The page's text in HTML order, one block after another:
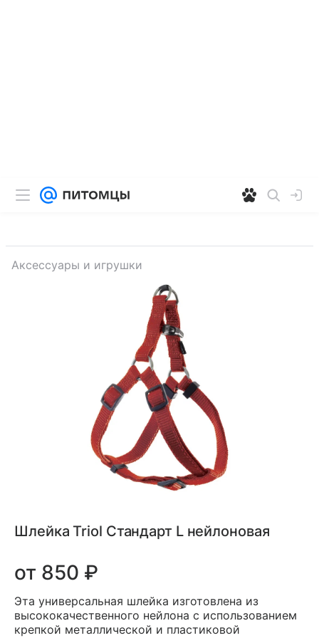
Аксессуары и игрушки
Шлейка Triol Стандарт L нейлоновая
от 850 ₽
Эта универсальная шлейка изготовлена из
высококачественного нейлона с использованием
крепкой металлической и пластиковой